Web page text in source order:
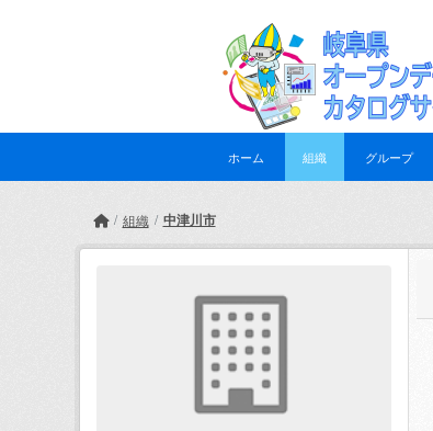
ホーム 組織 グループ
組織 中津川市